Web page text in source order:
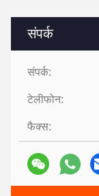
संपर्क
संपर्क:
टेलीफोन:
फैक्स: